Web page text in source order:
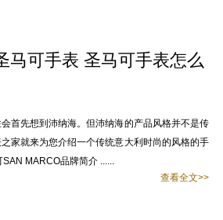
马可手表 圣马可手表怎么
首先想到沛纳海。但沛纳海的产品风格并不是传
家就来为您介绍一个传统意大利时尚的风格的手
MARCO品牌简介 ......
查看全文>>